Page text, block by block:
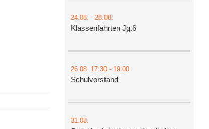
24.08. - 28.08.
Klassenfahrten Jg.6
26.08. 17:30- 19:00
Schulvorstand
31.08.